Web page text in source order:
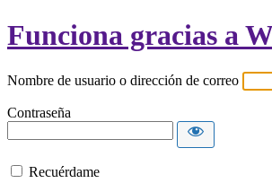
Funciona gracias a
Nombre de usuario o dirección de correo
Contraseña
Recuérdame